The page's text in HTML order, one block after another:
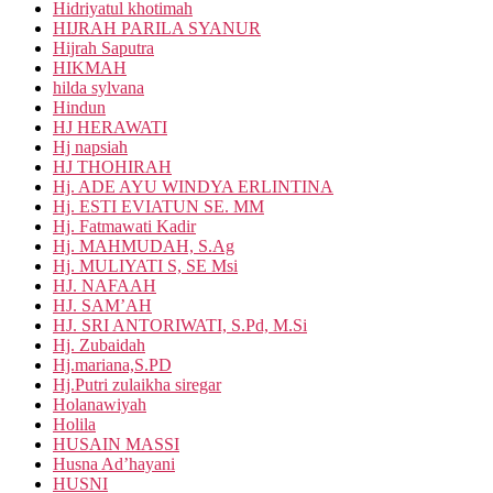
Hidriyatul khotimah
HIJRAH PARILA SYANUR
Hijrah Saputra
HIKMAH
hilda sylvana
Hindun
HJ HERAWATI
Hj napsiah
HJ THOHIRAH
Hj. ADE AYU WINDYA ERLINTINA
Hj. ESTI EVIATUN SE. MM
Hj. Fatmawati Kadir
Hj. MAHMUDAH, S.Ag
Hj. MULIYATI S, SE Msi
HJ. NAFAAH
HJ. SAM’AH
HJ. SRI ANTORIWATI, S.Pd, M.Si
Hj. Zubaidah
Hj.mariana,S.PD
Hj.Putri zulaikha siregar
Holanawiyah
Holila
HUSAIN MASSI
Husna Ad’hayani
HUSNI